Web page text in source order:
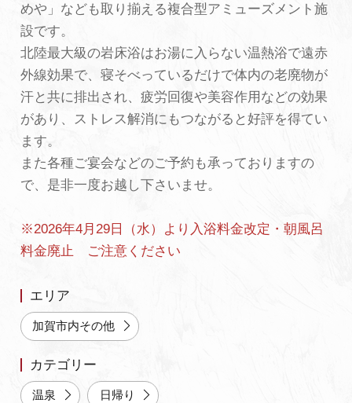
FAQ
お知らせ
動画を見る
パンフレットダウンロード
写真ダウンロード
よくあるご質問・お問い合わせ
めや」なども取り揃える複合型アミューズメント施
設です。
北陸最大級の岩床浴はお湯に入らない温熱浴で遠赤
外線効果で、寝そべっているだけで体内の老廃物が
汗と共に排出され、疲労回復や美容作用などの効果
があり、ストレス解消にもつながると好評を得てい
ます。
また各種ご宴会などのご予約も承っておりますの
で、是非一度お越し下さいませ。
※2026年4月29日（水）より入浴料金改定・朝風呂
料金廃止 ご注意ください
エリア
加賀市内その他
カテゴリー
温泉 日帰り